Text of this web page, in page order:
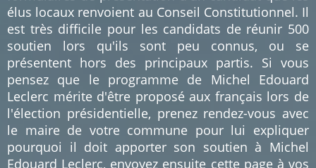
élus locaux renvoient au Conseil Constitutionnel. Il
est très difficile pour les candidats de réunir 500
soutien lors qu'ils sont peu connus, ou se
présentent hors des principaux partis. Si vous
pensez que le programme de Michel Edouard
Leclerc mérite d'être proposé aux français lors de
l'élection présidentielle, prenez rendez-vous avec
le maire de votre commune pour lui expliquer
pourquoi il doit apporter son soutien à Michel
Edouard Leclerc, envoyez ensuite cette page à vos